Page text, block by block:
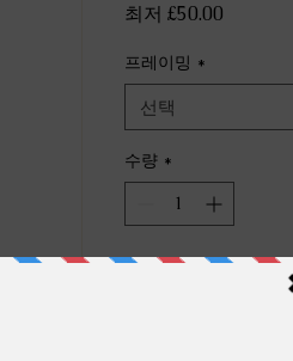
최저 £50.00
프레이밍 *
선택
수량 *